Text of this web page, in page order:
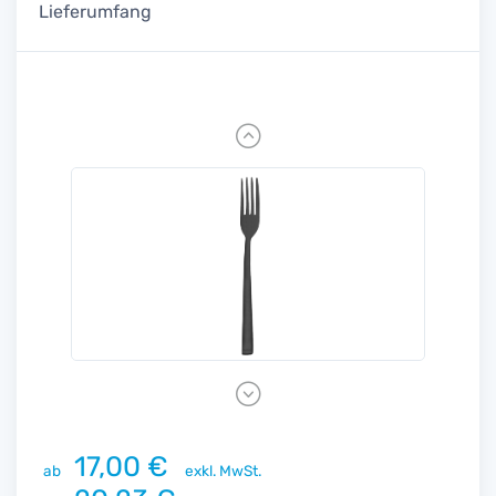
Lieferumfang
Previous
Next
ab 17,00 €
exkl. MwSt.